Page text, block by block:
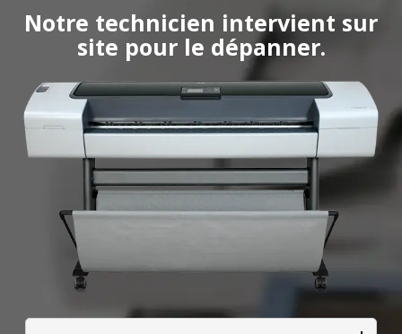
Notre technicien intervient sur
site pour le dépanner.